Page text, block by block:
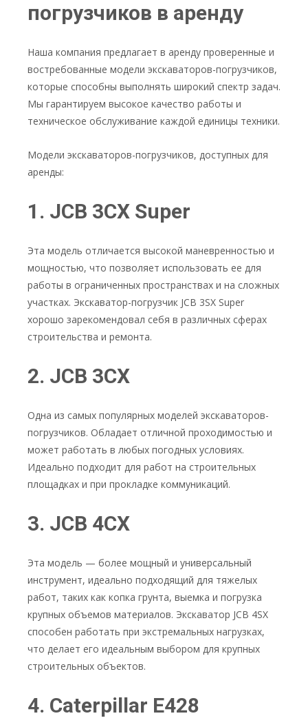
погрузчиков в аренду
Наша компания предлагает в аренду проверенные и
востребованные модели экскаваторов-погрузчиков,
которые способны выполнять широкий спектр задач.
Мы гарантируем высокое качество работы и
техническое обслуживание каждой единицы техники.
Модели экскаваторов-погрузчиков, доступных для
аренды:
1. JCB 3CX Super
Эта модель отличается высокой маневренностью и
мощностью, что позволяет использовать ее для
работы в ограниченных пространствах и на сложных
участках. Экскаватор-погрузчик JCB 3SX Super
хорошо зарекомендовал себя в различных сферах
строительства и ремонта.
2. JCB 3CX
Одна из самых популярных моделей экскаваторов-
погрузчиков. Обладает отличной проходимостью и
может работать в любых погодных условиях.
Идеально подходит для работ на строительных
площадках и при прокладке коммуникаций.
3. JCB 4CX
Эта модель — более мощный и универсальный
инструмент, идеально подходящий для тяжелых
работ, таких как копка грунта, выемка и погрузка
крупных объемов материалов. Экскаватор JCB 4SX
способен работать при экстремальных нагрузках,
что делает его идеальным выбором для крупных
строительных объектов.
4. Caterpillar E428